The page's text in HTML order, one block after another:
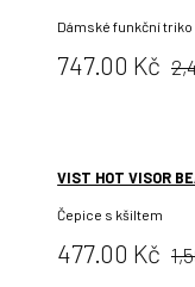
Dámské funkční triko
Cena:
747.00 Kč
VIST HOT VISOR
Čepice s kšiltem
Cena:
477.00 Kč